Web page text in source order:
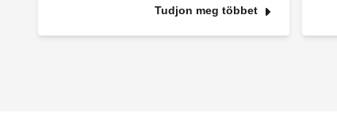
Tudjon meg többet